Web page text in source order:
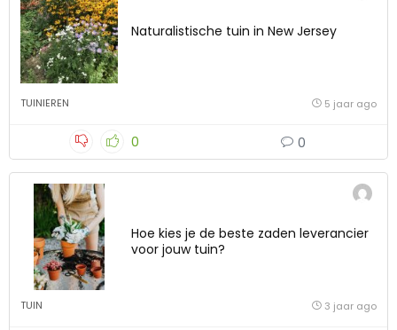
Naturalistische tuin in New Jersey
TUINIEREN 5 jaar ago
0 0
Hoe kies je de beste zaden leverancier
voor jouw tuin?
TUIN 3 jaar ago